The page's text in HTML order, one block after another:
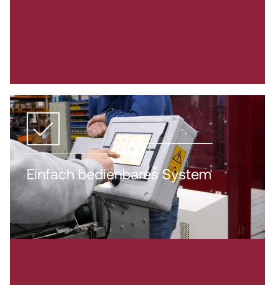
Einfach bedienbares System